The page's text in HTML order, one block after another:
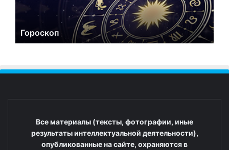
Гороскоп
Все материалы (тексты, фотографии, иные
результаты интеллектуальной деятельности),
опубликованные на сайте, охраняются в